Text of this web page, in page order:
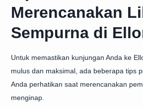
Merencanakan
Sempurna di
Untuk memastikan kunjungan Anda ke
mulus dan maksimal, ada beberapa tips
Anda perhatikan saat merencanakan
menginap.